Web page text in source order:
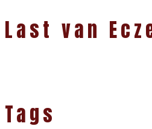
Last van
Tags